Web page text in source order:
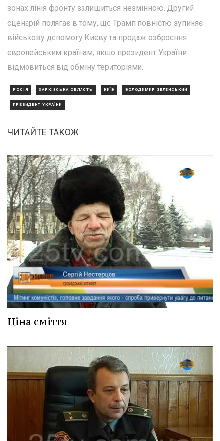
зонах лінія фронту залишиться незмінною. Другий
сценарій полягає в тому, що Трамп повністю зупиняє
військову допомогу Києву та продаж озброєння
європейським країнам, якщо президент України
відмовиться від обміну територіями.
РОСІЯ ХАРКІВСЬКА ОБЛАСТЬ КИЇВ ВОЛОДИМИР ЗЕЛЕНСЬКИЙ
ПРЕЗИДЕНТ УКРАЇНИ
ЧИТАЙТЕ ТАКОЖ
Ціна сміття